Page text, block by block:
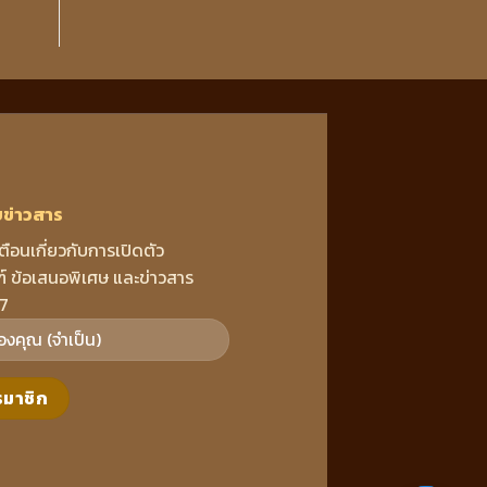
าวสาร
อนเกี่ยวกับการเปิดตัว
อเสนอพิเศษ และข่าวสาร